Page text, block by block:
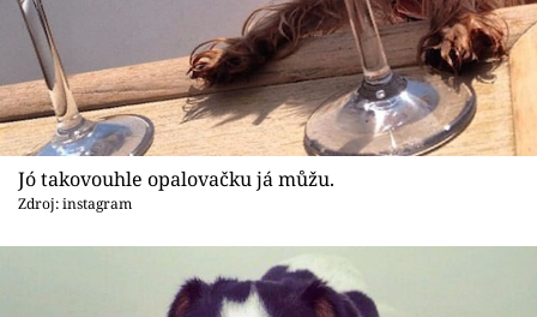
Jó takovouhle opalovačku já můžu.
Zdroj: instagram